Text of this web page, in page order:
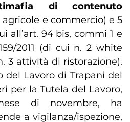
di contenuto
e commercio) e 5
all’art. 94 bis, commi 1 e
2011 (di cui n. 2 white
3 attività di ristorazione).
del Lavoro di Trapani del
per la Tutela del Lavoro,
di novembre, ha
a vigilanza/ispezione,